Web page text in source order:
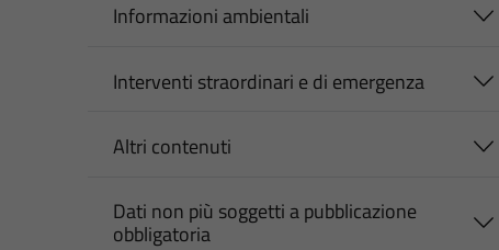
Informazioni ambientali
Interventi straordinari e di emergenza
Altri contenuti
Dati non più soggetti a pubblicazione
obbligatoria